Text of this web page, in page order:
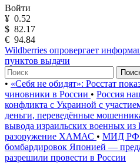
Войти
¥ 0.52
$ 82.17
€ 94.84
Wildberries опровергает
пунктов выдачи
• «Себя не обидят»: Росстат
чиновники в России • Россия
конфликта с Украиной с
деньги, переведённые
вывода израильских военных из
разоружение ХАМАС • МИД РФ:
бомбардировок Японией —
разрешили провести в России